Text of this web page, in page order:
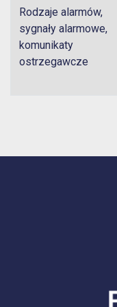
Rodzaje alarmów,
sygnały alarmowe,
komunikaty
ostrzegawcze